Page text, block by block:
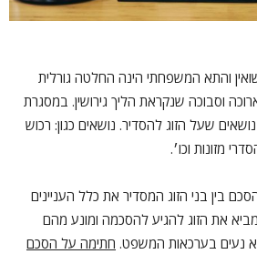
והתא המשפחתי הינה החלטה גורלית
וסבוכה שנקראת הליך גירושין. במסגרת
שעל הזוג להסדיר. נושאים כגון: רכוש
מזונות וכו׳.
בין בני הזוג המסדיר את כלל העניינים
את הזוג להגיע להסכמה ומונע מהם
נעים בערכאות המשפט. חתימה על הסכם